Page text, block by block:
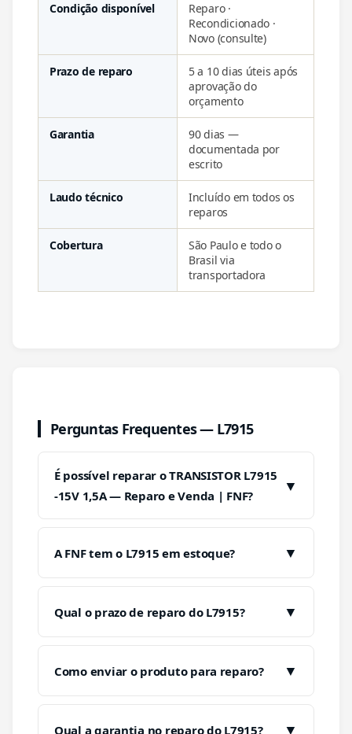
Condição disponível
Reparo ·
Recondicionado ·
Novo (consulte)
Prazo de reparo
5 a 10 dias úteis após
aprovação do
orçamento
Garantia
90 dias —
documentada por
escrito
Laudo técnico
Incluído em todos os
reparos
Cobertura
São Paulo e todo o
Brasil via
transportadora
Perguntas Frequentes — L7915
É possível reparar o TRANSISTOR L7915
-15V 1,5A — Reparo e Venda | FNF?
▼
A FNF tem o L7915 em estoque? ▼
Qual o prazo de reparo do L7915? ▼
Como enviar o produto para reparo? ▼
Qual a garantia no reparo do L7915? ▼